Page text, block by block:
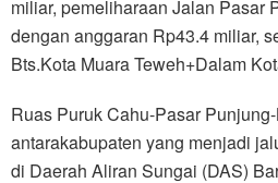
miliar, pemeliharaan Jalan Pasar
dengan anggaran Rp43.4 miliar,
Bts.Kota Muara Teweh+Dalam
Ruas Puruk Cahu-Pasar
antarakabupaten yang menjadi
di Daerah Aliran Sungai (DAS)